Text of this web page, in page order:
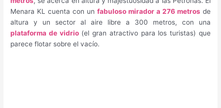
Menara KL cuenta con un fabuloso mirador a 276 metrosde
altura y un sector al aire libre a 300 metros, con una
plataforma de vidrio(el gran atractivo para los turistas) que
parece flotar sobre el vacío.